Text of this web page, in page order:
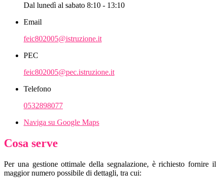
Dal lunedì al sabato 8:10 - 13:10
Email
feic802005@istruzione.it
PEC
feic802005@pec.istruzione.it
Telefono
0532898077
Naviga su Google Maps
Cosa serve
Per una gestione ottimale della segnalazione, è richiesto fornire il
maggior numero possibile di dettagli, tra cui: